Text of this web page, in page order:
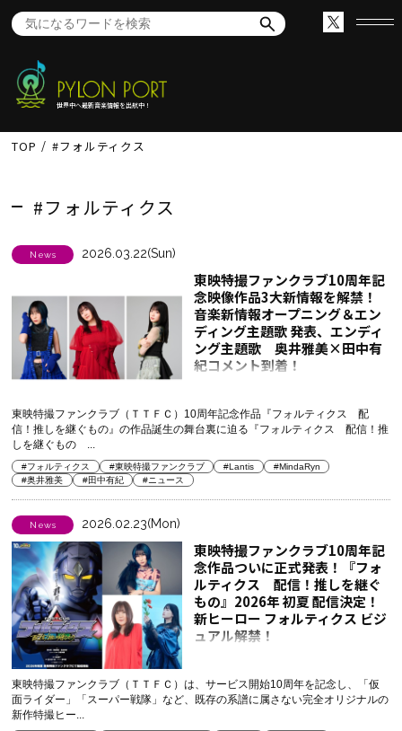
世界中へ最新音楽情報を出航中！
TOP #フォルティクス
#フォルティクス
News 2026.03.22(Sun)
東映特撮ファンクラブ10周年記
念映像作品3大新情報を解禁！
音楽新情報オープニング＆エン
ディング主題歌 発表、エンディ
ング主題歌 奥井雅美×田中有
紀コメント到着！
東映特撮ファンクラブ（ＴＴＦＣ）10周年記念作品『フォルティクス 配
信！推しを継ぐもの』の作品誕生の舞台裏に迫る『フォルティクス 配信！推
しを継ぐもの ...
#フォルティクス #東映特撮ファンクラブ #Lantis
#MindaRyn
#奥井雅美
#田中有紀 #ニュース
News 2026.02.23(Mon)
東映特撮ファンクラブ10周年記
念作品ついに正式発表！『フォ
ルティクス 配信！推しを継ぐ
もの』2026年 初夏 配信決定！
新ヒーロー フォルティクス ビジ
ュアル解禁！
歌は奥井雅美 × 田中有紀が担
当！
東映特撮ファンクラブ（ＴＴＦＣ）は、サービス開始10周年を記念し、「仮
面ライダー」「スーパー戦隊」など、既存の系譜に属さない完全オリジナルの
新作特撮ヒー...